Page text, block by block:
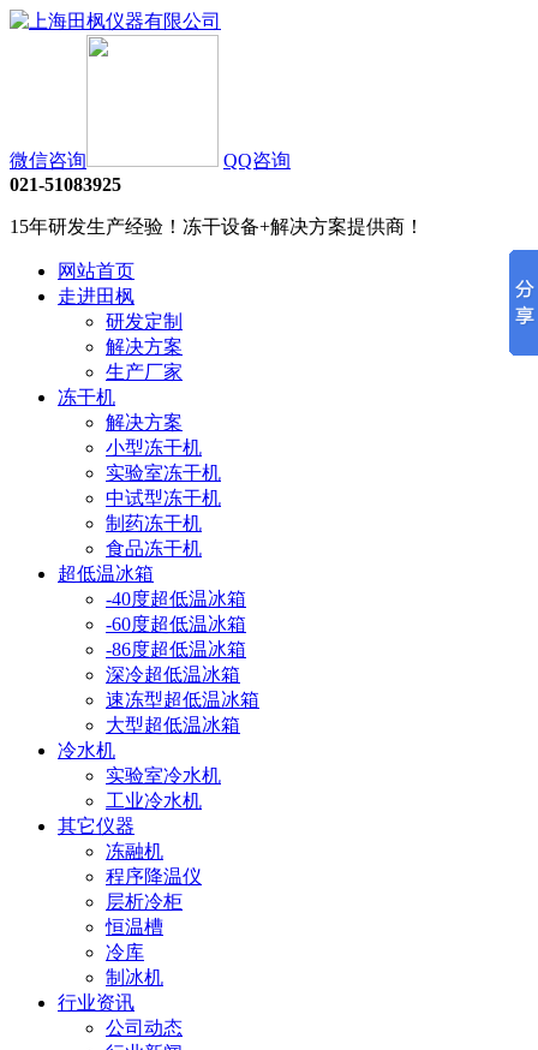
微信咨询
QQ咨询
021-51083925
15年研发生产经验！冻干设备+解决方案提供商！
网站首页
走进田枫
研发定制
解决方案
生产厂家
冻干机
解决方案
小型冻干机
实验室冻干机
中试型冻干机
制药冻干机
食品冻干机
超低温冰箱
-40度超低温冰箱
-60度超低温冰箱
-86度超低温冰箱
深冷超低温冰箱
速冻型超低温冰箱
大型超低温冰箱
冷水机
实验室冷水机
工业冷水机
其它仪器
冻融机
程序降温仪
层析冷柜
恒温槽
冷库
制冰机
行业资讯
公司动态